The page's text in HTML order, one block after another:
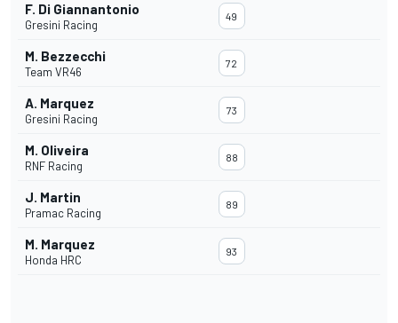
F. Di Giannantonio
Gresini Racing
49
M. Bezzecchi
Team VR46
72
A. Marquez
Gresini Racing
73
M. Oliveira
RNF Racing
88
J. Martin
Pramac Racing
89
M. Marquez
Honda HRC
93